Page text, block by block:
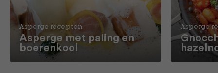
Asperge recepten
Asperge met paling en
boerenkool
Asperge